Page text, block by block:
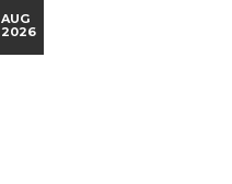
AUG
2026